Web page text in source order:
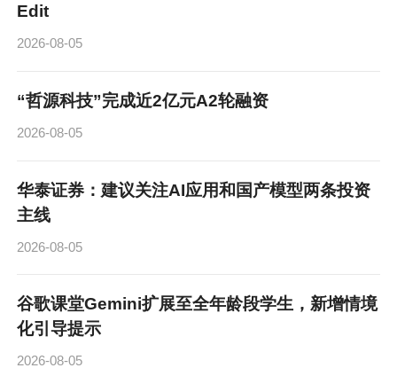
Edit
2026-08-05
“哲源科技”完成近2亿元A2轮融资
2026-08-05
华泰证券：建议关注AI应用和国产模型两条投资
主线
2026-08-05
谷歌课堂Gemini扩展至全年龄段学生，新增情境
化引导提示
2026-08-05